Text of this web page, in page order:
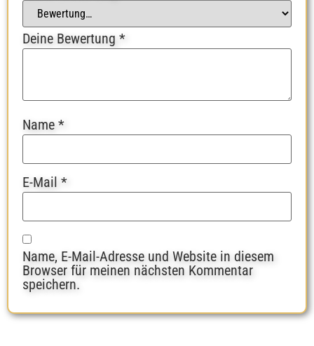
Deine Bewertung *
Name *
E-Mail *
Name, E-Mail-Adresse und Website in diesem
Browser für meinen nächsten Kommentar
speichern.